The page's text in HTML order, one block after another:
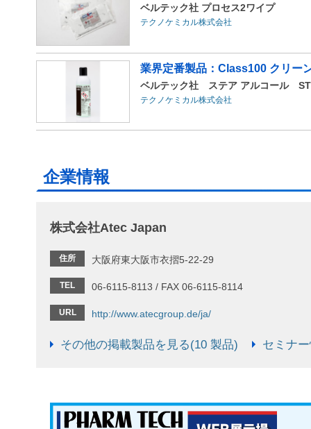
ベルテック社 プロセス2
テクノケミカル株式会社
業界定番製品：Class100 クリー
ベルテック社 ステア アルコール
テクノケミカル株式会社
企業情報
株式会社Atec Japan
住所 大阪府東大阪市衣摺5-22-29
TEL 06-6115-8113 / FAX 06-6115-8114
URL http://www.atecgroup.de/ja/
その他の掲載製品を見る(10 製品) セミナ